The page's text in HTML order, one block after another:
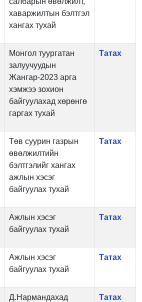
хаваржилтын бэлтгэл
хангах тухай
Монгол туургатан
залуучуудын
Жангар-2023 арга
хэмжээ зохион
байгуулахад хөрөнгө
гаргах тухай
Татах
Төв суурин газрын
өвөлжилтийн
бэлтгэлийг хангах
ажлын хэсэг
байгуулах тухай
Татах
Ажлын хэсэг
байгуулах тухай
Татах
Ажлын хэсэг
байгуулах тухай
Татах
Д.Нармандахад
Татах